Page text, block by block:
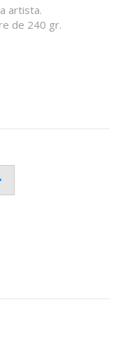
artista.
de 240 gr.